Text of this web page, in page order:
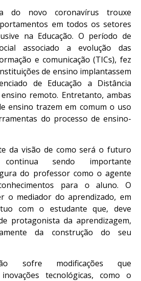
do novo coronavírus trouxe
em todos os setores
na Educação. O período de
associado a evolução das
e comunicação (TICs), fez
de ensino implantassem
de Educação a Distância
remoto. Entretanto, ambas
ensino trazem em comum o uso
do processo de ensino-
da visão de como será o futuro
sendo importante
do professor como o agente
para o aluno. O
o mediador do aprendizado, em
com o estudante que, deve
protagonista da aprendizagem,
da construção do seu
sofre modificações que
tecnológicas, como o